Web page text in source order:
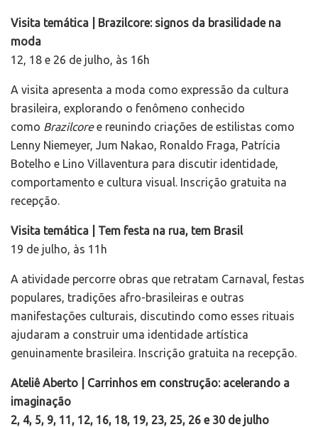
Visita temática | Brazilcore: signos da brasilidade na
moda
12, 18 e 26 de julho, às 16h
A visita apresenta a moda como expressão da cultura
brasileira, explorando o fenômeno conhecido
como Brazilcoree reunindo criações de estilistas como
Lenny Niemeyer, Jum Nakao, Ronaldo Fraga, Patrícia
Botelho e Lino Villaventura para discutir identidade,
comportamento e cultura visual. Inscrição gratuita na
recepção.
Visita temática | Tem festa na rua, tem Brasil
19 de julho, às 11h
A atividade percorre obras que retratam Carnaval, festas
populares, tradições afro-brasileiras e outras
manifestações culturais, discutindo como esses rituais
ajudaram a construir uma identidade artística
genuinamente brasileira. Inscrição gratuita na recepção.
Ateliê Aberto | Carrinhos em construção: acelerando a
imaginação
2, 4, 5, 9, 11, 12, 16, 18, 19, 23, 25, 26 e 30 de julho